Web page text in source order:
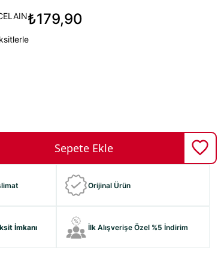
₺179,90
Orijinal Ürün
İmkanı İlk Alışverişe Özel %5 İndirim